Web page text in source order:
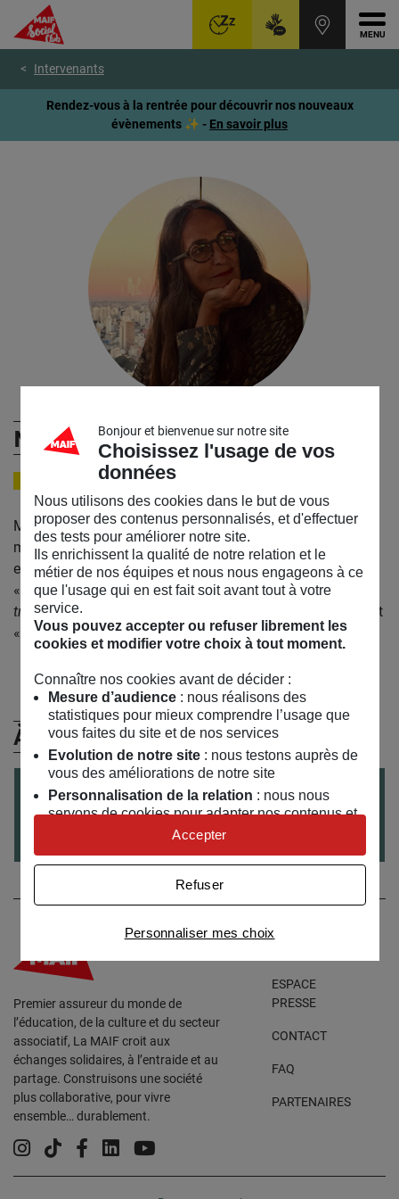
contenu
page
Intervenants
Rendez-vous à la rentrée pour découvrir nos nouveaux
évènements ✨ - En savoir plus
Mireille Apel-Muller
Mireille Apel-Muller directrice de l’Institut pour la ville en
mouvement/VEDECOM. Elle a notamment coréalisé les
expositions «Bouge l’Architecture ! Villes et mobilités »,
«
La rue est à nous… tous !», «Passages, espaces de
transition pour la ville du 21è siècle »
et coordonne le projet
«
Hyperlieux Mobiles».
À (Re)Découvrir
Habiter le mouvement avec des hyperlieux
07/02/2019
Premier assureur du monde de
l’éducation, de la culture et du secteur
associatif, La MAIF croit aux
échanges solidaires, à l’entraide et au
partage. Construisons une société
plus collaborative, pour vivre
ensemble… durablement.
ESPACE
PRESSE
CONTACT
FAQ
PARTENAIRES
Instagram
TiktokFacebook
LinkedinYouTube
Bonjour et bienvenue sur notre site
Choisissez l'usage de vos
données
Nous utilisons des cookies dans le but de vous
proposer des contenus personnalisés, et d'effectuer
des tests pour améliorer notre site.
Ils enrichissent la qualité de notre relation et le
métier de nos équipes et nous nous engageons à ce
que l'usage qui en est fait soit avant tout à votre
service.
Vous pouvez accepter ou refuser librement les
cookies et modifier votre choix à tout moment.
Connaître nos cookies avant de décider :
Mesure d’audience: nous réalisons des
statistiques pour mieux comprendre l’usage que
vous faites du site et de nos services
Evolution de notre site: nous testons auprès de
vous des améliorations de notre site
Personnalisation de la relation : nous nous
servons de cookies pour adapter nos contenus et
personnaliser nos offres
Univers publicitaire: nous utilisons avec nos
publicités personnalisées
Personnaliser mes choix
Refuser
Accepter